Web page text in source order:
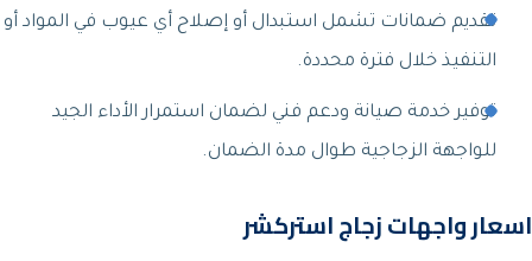
تقديم ضمانات تشمل استبدال أو إصلاح أي عيوب في المواد أو
التنفيذ خلال فترة محددة.
توفير خدمة صيانة ودعم فني لضمان استمرار الأداء الجيد
للواجهة الزجاجية طوال مدة الضمان.
اسعار واجهات زجاج استركشر